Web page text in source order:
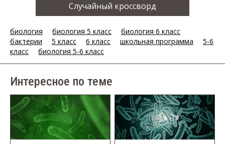
Случайный кроссворд
биология биология 5 класс
биология 6 класс
бактерии
5 класс 6 класс школьная программа
5-6
класс
биология 5-6 класс
Интересное по теме